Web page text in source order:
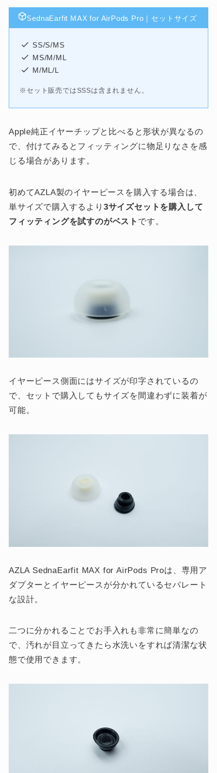
SednaEarfit MAX for AirPods Pro｜セットサイズ
SS/S/MS
MS/M/ML
M/ML/L
※セット販売ではSSSは含まれません。
Apple純正イヤーチップと比べると形状が異なるの
で、付けてみるとフィッティングに物足りなさを感
じる場合があります。
初めてAZLA製のイヤーピースを購入する場合は、
単サイズで購入するより 3サイズセットを購入して
フィッティングを試すのがベスト です。
イヤーピース側面にはサイズが印字されているの
で、セットで購入してもサイズを間違わずに装着が
可能。
AZLA SednaEarfit MAX for AirPods Proは、専用ア
ダプターとイヤーピースが分かれているセパレート
な設計。
二つに分かれることでお手入れも非常に簡単なの
で、汚れが目立ってきたら水洗いをすれば清潔な状
態で使用できます。